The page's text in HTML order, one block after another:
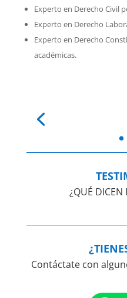
Experto en Derecho Civil
Experto en Derecho
Experto en Derecho
académicas.
¿QUÉ DICEN
Contáctate con